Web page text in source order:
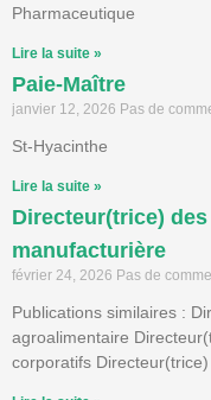
Pharmaceutique
Lire la suite »
Paie-Maître
janvier 12, 2026 Pas de
St-Hyacinthe
Lire la suite »
Directeur(trice)
manufacturière
février 24, 2026 Pas de
Publications similaires :
agroalimentaire
corporatifs